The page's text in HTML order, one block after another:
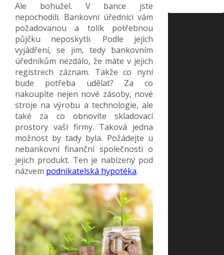
Ale bohužel. V bance jste
nepochodili. Bankovní úředníci vám
požadovanou a tolik potřebnou
půjčku neposkytli. Podle jejich
vyjádření, se jim, tedy bankovním
úředníkům nezdálo, že máte v jejich
registrech záznam. Takže co nyní
bude potřeba udělat? Za co
nakoupíte nejen nové zásoby, nové
stroje na výrobu a technologie, ale
také za co obnovíte skladovací
prostory vaší firmy. Taková jedna
možnost by tady byla. Požádejte u
nebankovní finanční společnosti o
jejich produkt. Ten je nabízený pod
názvem podnikatelská hypotéka.